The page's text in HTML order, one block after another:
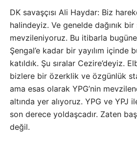
DK savaşçısı Ali Haydar: Biz
halindeyiz. Ve genelde dağınık
mevzileniyoruz. Bu itibarla
Şengal’e kadar bir yayılım içinde
katıldık. Şu sıralar Cezire’deyiz.
bizlere bir özerklik ve özgünlük
ama esas olarak YPG’nin
altında yer alıyoruz. YPG ve YPJ
son derece yoldaşcadır. Zaten
değil.